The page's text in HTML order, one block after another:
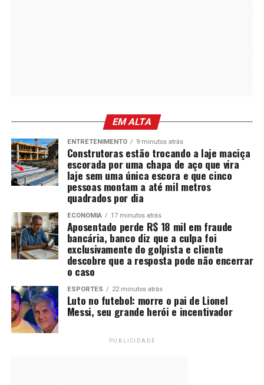
EM ALTA
ENTRETENIMENTO 9 minutos atrás
Construtoras estão trocando a laje maciça
escorada por uma chapa de aço que vira
laje sem uma única escora e que cinco
pessoas montam a até mil metros
quadrados por dia
ECONOMIA 17 minutos atrás
Aposentado perde R$ 18 mil em fraude
bancária, banco diz que a culpa foi
exclusivamente do golpista e cliente
descobre que a resposta pode não encerrar
o caso
ESPORTES 22 minutos atrás
Luto no futebol: morre o pai de Lionel
Messi, seu grande herói e incentivador
PUBLICIDADE